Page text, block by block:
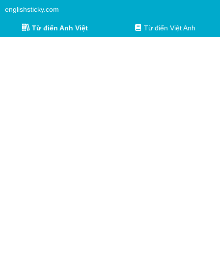
englishsticky.com
Từ điển Anh Việt Từ điển Việt Anh